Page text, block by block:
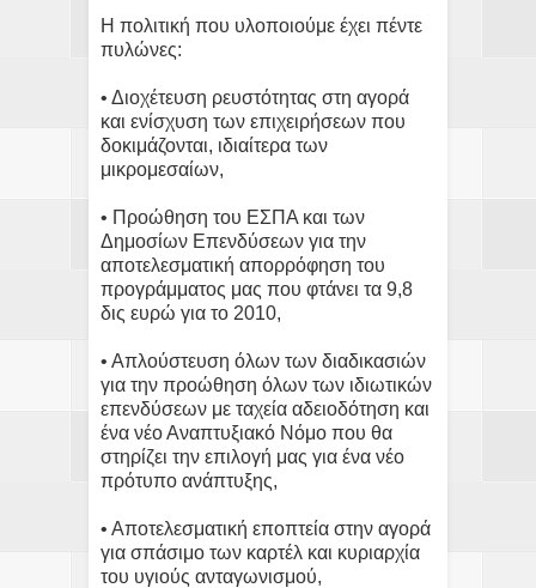
Η πολιτική που υλοποιούμε έχει πέντε
πυλώνες:
• Διοχέτευση ρευστότητας στη αγορά
και ενίσχυση των επιχειρήσεων που
δοκιμάζονται, ιδιαίτερα των
μικρομεσαίων,
• Προώθηση του ΕΣΠΑ και των
Δημοσίων Επενδύσεων για την
αποτελεσματική απορρόφηση του
προγράμματος μας που φτάνει τα 9,8
δις ευρώ για το 2010,
• Απλούστευση όλων των διαδικασιών
για την προώθηση όλων των ιδιωτικών
επενδύσεων με ταχεία αδειοδότηση και
ένα νέο Αναπτυξιακό Νόμο που θα
στηρίζει την επιλογή μας για ένα νέο
πρότυπο ανάπτυξης,
• Αποτελεσματική εποπτεία στην αγορά
για σπάσιμο των καρτέλ και κυριαρχία
του υγιούς ανταγωνισμού,